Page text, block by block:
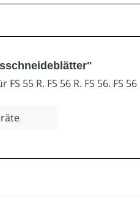
R. FS 56 R. FS 56. FS 56